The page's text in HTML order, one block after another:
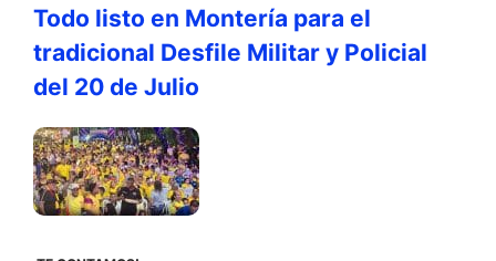
Todo listo en Montería para el
tradicional Desfile Militar y Policial
del 20 de Julio